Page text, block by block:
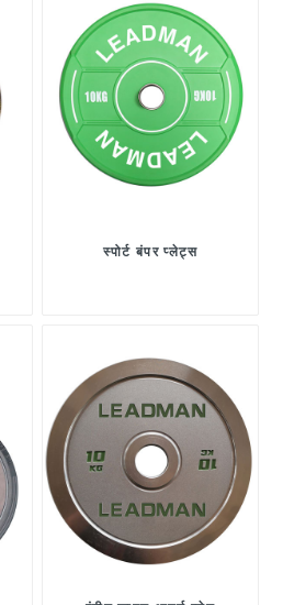
स्पोर्ट बंपर प्लेट्स